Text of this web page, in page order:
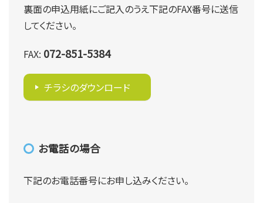
裏面の申込用紙にご記入のうえ下記のFAX番号に送信
してください。
FAX: 072-851-5384
チラシのダウンロード
お電話の場合
下記のお電話番号にお申し込みください。